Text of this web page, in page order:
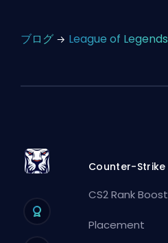
ブログ League of Legends
Counter-Strike
CS2 Rank Boost
Placement